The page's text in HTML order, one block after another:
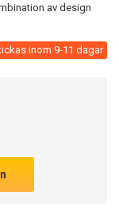
av design
inom 9-11 dagar